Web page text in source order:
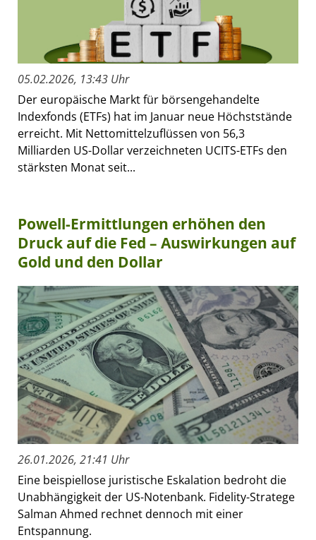
05.02.2026, 13:43 Uhr
Der europäische Markt für börsengehandelte
Indexfonds (ETFs) hat im Januar neue Höchststände
erreicht. Mit Nettomittelzuflüssen von 56,3
Milliarden US-Dollar verzeichneten UCITS-ETFs den
stärksten Monat seit...
Powell-Ermittlungen erhöhen den
Druck auf die Fed – Auswirkungen auf
Gold und den Dollar
26.01.2026, 21:41 Uhr
Eine beispiellose juristische Eskalation bedroht die
Unabhängigkeit der US-Notenbank. Fidelity-Stratege
Salman Ahmed rechnet dennoch mit einer
Entspannung.